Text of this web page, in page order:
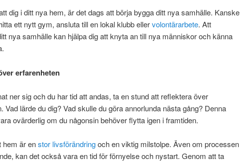
dig i ditt nya hem, är det dags att börja bygga ditt nya samhälle. Kanske
ett nytt gym, ansluta till en lokal klubb ellervolontärarbete. Att
nya samhälle kan hjälpa dig att knyta an till nya människor och känna
erfarenheten
ner sig och du har tid att andas, ta en stund att reflektera över
Vad lärde du dig? Vad skulle du göra annorlunda nästa gång? Denna
ovärderlig om du någonsin behöver flytta igen i framtiden.
hem är enstor livsförändringoch en viktig milstolpe. Även om processen
kan det också vara en tid för förnyelse och nystart. Genom att ta